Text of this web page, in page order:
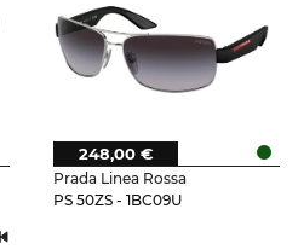
Prada Linea Rossa
PS 50ZS - 1BC09U
248,00 €